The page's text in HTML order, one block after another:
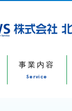
事業内容
Service